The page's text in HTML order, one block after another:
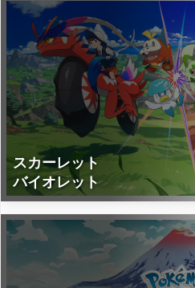
スカーレット
バイオレット